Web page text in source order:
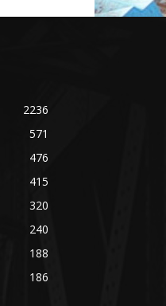
2236
571
476
415
320
240
188
186